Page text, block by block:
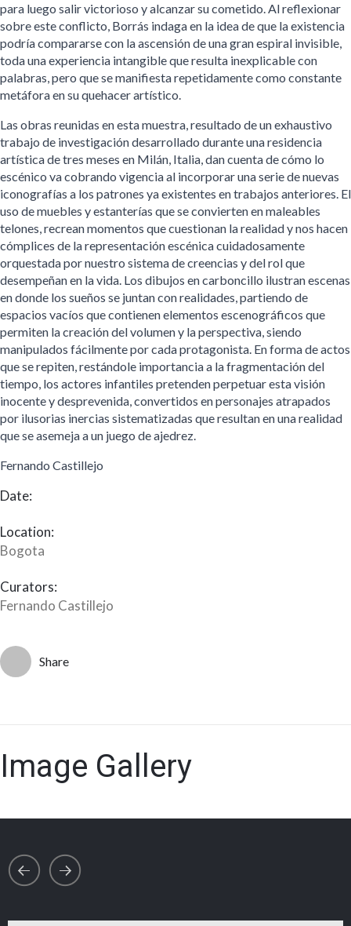
para luego salir victorioso y alcanzar su cometido. Al reflexionar
sobre este conflicto, Borrás indaga en la idea de que la existencia
podría compararse con la ascensión de una gran espiral invisible,
toda una experiencia intangible que resulta inexplicable con
palabras, pero que se manifiesta repetidamente como constante
metáfora en su quehacer artístico.
Las obras reunidas en esta muestra, resultado de un exhaustivo
trabajo de investigación desarrollado durante una residencia
artística de tres meses en Milán, Italia, dan cuenta de cómo lo
escénico va cobrando vigencia al incorporar una serie de nuevas
iconografías a los patrones ya existentes en trabajos anteriores. El
uso de muebles y estanterías que se convierten en maleables
telones, recrean momentos que cuestionan la realidad y nos hacen
cómplices de la representación escénica cuidadosamente
orquestada por nuestro sistema de creencias y del rol que
desempeñan en la vida. Los dibujos en carboncillo ilustran escenas
en donde los sueños se juntan con realidades, partiendo de
espacios vacíos que contienen elementos escenográficos que
permiten la creación del volumen y la perspectiva, siendo
manipulados fácilmente por cada protagonista. En forma de actos
que se repiten, restándole importancia a la fragmentación del
tiempo, los actores infantiles pretenden perpetuar esta visión
inocente y desprevenida, convertidos en personajes atrapados
por ilusorias inercias sistematizadas que resultan en una realidad
que se asemeja a un juego de ajedrez.
Fernando Castillejo
Date:
Location:
Bogota
Curators:
Fernando Castillejo
Share
Image Gallery